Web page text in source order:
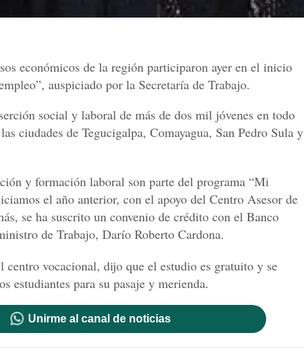
económicos de la región participaron ayer en el inicio
auspiciado por la Secretaría de Trabajo.
social y laboral de más de dos mil jóvenes en todo
ciudades de Tegucigalpa, Comayagua, San Pedro Sula y
y formación laboral son parte del programa “Mi
el año anterior, con el apoyo del Centro Asesor de
se ha suscrito un convenio de crédito con el Banco
de Trabajo, Darío Roberto Cardona.
vocacional, dijo que el estudio es gratuito y se
estudiantes para su pasaje y merienda.
Unirme al canal de noticias